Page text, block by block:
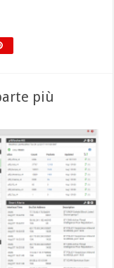
più